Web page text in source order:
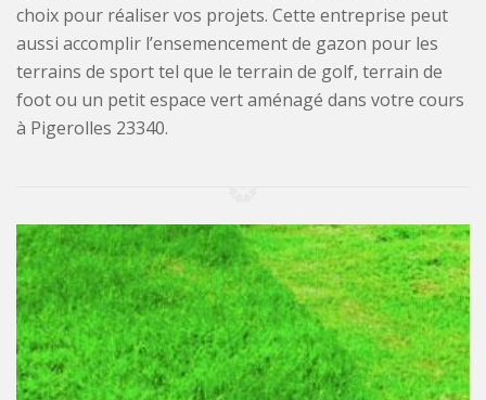
choix pour réaliser vos projets. Cette entreprise peut
aussi accomplir l’ensemencement de gazon pour les
terrains de sport tel que le terrain de golf, terrain de
foot ou un petit espace vert aménagé dans votre cours
à Pigerolles 23340.